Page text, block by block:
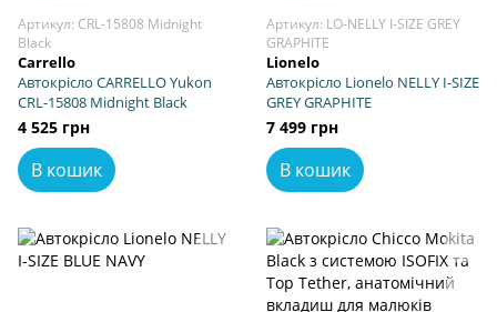
Артикул: CRL-15808 Midnight
Black
Carrello
Автокрісло CARRELLO Yukon
CRL-15808 Midnight Black
4 525 грн
В кошик
Артикул: LO-NELLY I-SIZE GREY
GRAPHITE
Lionelo
Автокрісло Lionelo NELLY I-SIZE
GREY GRAPHITE
7 499 грн
В кошик